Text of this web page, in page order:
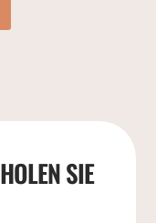
HOLEN SIE